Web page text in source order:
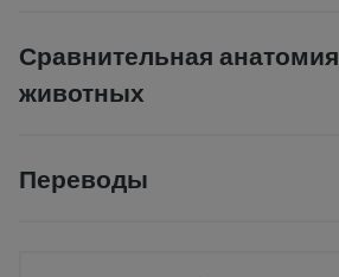
Сравнительная анатомия
животных
Переводы